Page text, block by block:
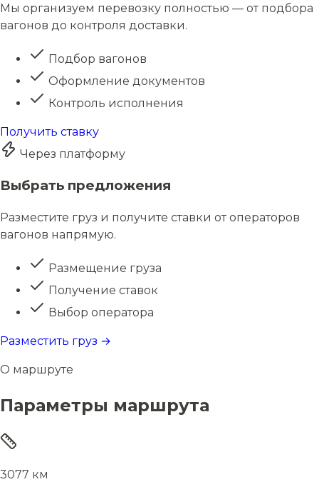
Мы организуем перевозку полностью — от подбора
вагонов до контроля доставки.
Подбор вагонов
Оформление документов
Контроль исполнения
Получить ставку
Через платформу
Выбрать предложения
Разместите груз и получите ставки от операторов
вагонов напрямую.
Размещение груза
Получение ставок
Выбор оператора
Разместить груз →
О маршруте
Параметры маршрута
3077 км